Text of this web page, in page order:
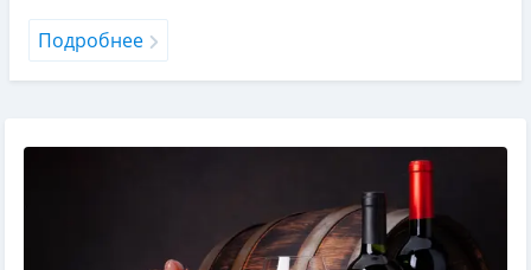
Подробнее